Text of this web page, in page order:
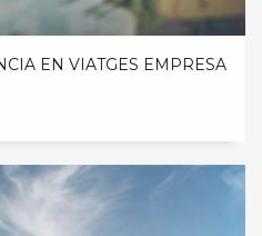
EN VIATGES EMPRESA